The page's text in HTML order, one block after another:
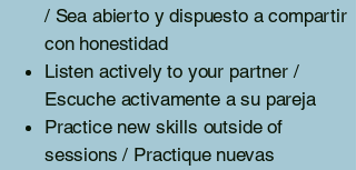
/ Sea abierto y dispuesto a compartir
con honestidad
Listen actively to your partner /
Escuche activamente a su pareja
Practice new skills outside of
sessions / Practique nuevas